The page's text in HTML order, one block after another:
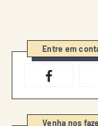
Entre em
Venha nos